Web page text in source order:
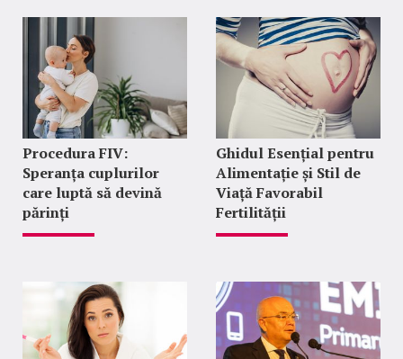
Procedura FIV:
Speranța cuplurilor
care luptă să devină
părinți
Ghidul Esențial pentru
Alimentație și Stil de
Viață Favorabil
Fertilității